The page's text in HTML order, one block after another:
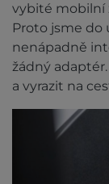
vybité mobilní
Proto jsme do
nenápadně
žádný
a vyrazit na